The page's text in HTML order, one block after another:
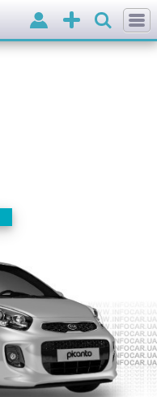
Добавить
объявление
Войти